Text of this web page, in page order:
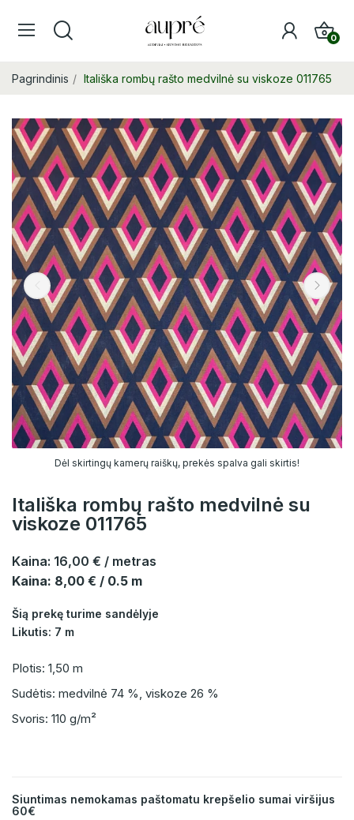
0
Pagrindinis Itališka rombų rašto medvilnė su viskoze 011765
Dėl skirtingų kamerų raiškų, prekės spalva gali skirtis!
Itališka rombų rašto medvilnė su
viskoze 011765
Kaina: 16,00 € / metras
Kaina: 8,00 € / 0.5 m
Šią prekę turime sandėlyje
Likutis: 7 m
Plotis: 1,50 m
Sudėtis: medvilnė 74 %, viskoze 26 %
Svoris: 110 g/m²
Siuntimas nemokamas paštomatu krepšelio sumai viršijus
60€